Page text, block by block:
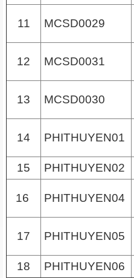
11 MCSD0029
12 MCSD0031
13 MCSD0030
14 PHITHUYEN01
15
PHITHUYEN02
16 PHITHUYEN04
17 PHITHUYEN05
18
PHITHUYEN06